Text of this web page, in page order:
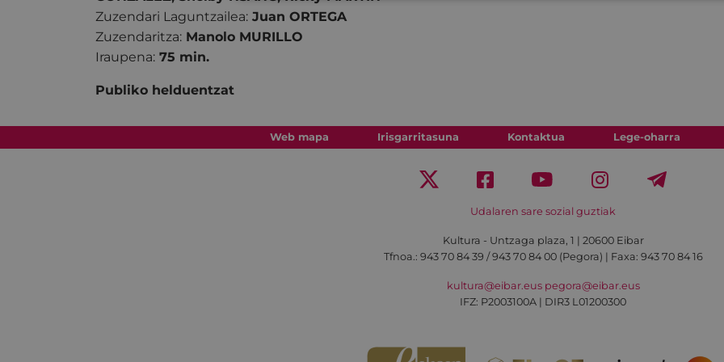
Zuzendari Laguntzailea: Juan ORTEGA
Zuzendaritza: Manolo MURILLO
Iraupena: 75 min.
Publiko helduentzat
Web mapa Irisgarritasuna Kontaktua Lege-oharra
Udalaren sare sozial guztiak
Kultura - Untzaga plaza, 1 | 20600 Eibar
Tfnoa.: 943 70 84 39 / 943 70 84 00 (Pegora) | Faxa: 943 70 84 16
kultura@eibar.eus pegora@eibar.eus
IFZ: P2003100A | DIR3 L01200300